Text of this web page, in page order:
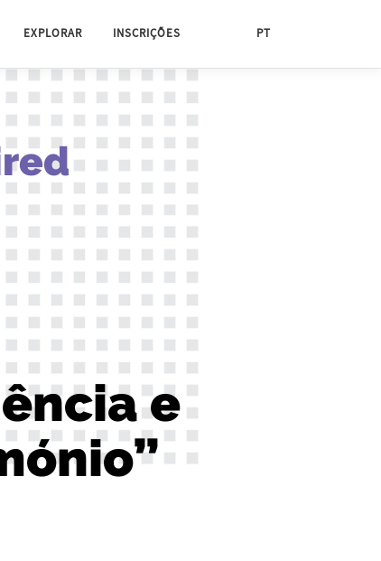
EXPLORAR INSCRIÇÕES PT
e